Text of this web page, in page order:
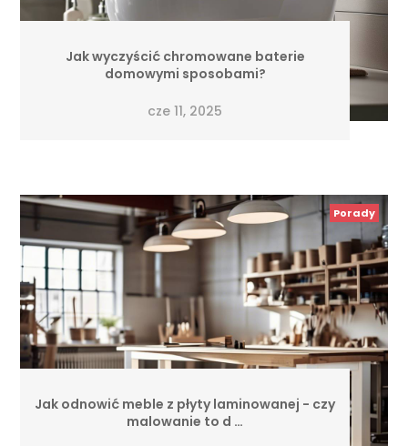
Jak wyczyścić chromowane baterie
domowymi sposobami?
cze 11, 2025
Porady
Jak odnowić meble z płyty laminowanej - czy
malowanie to d …